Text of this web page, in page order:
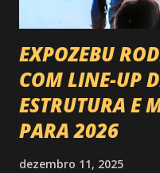
EXPOZEBU
COM LINE-UP
ESTRUTURA E
PARA 2026
dezembro 11, 2025